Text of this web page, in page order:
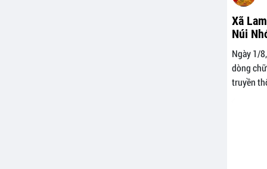
Xã
Núi
Ngày 1/
dòng
truyền